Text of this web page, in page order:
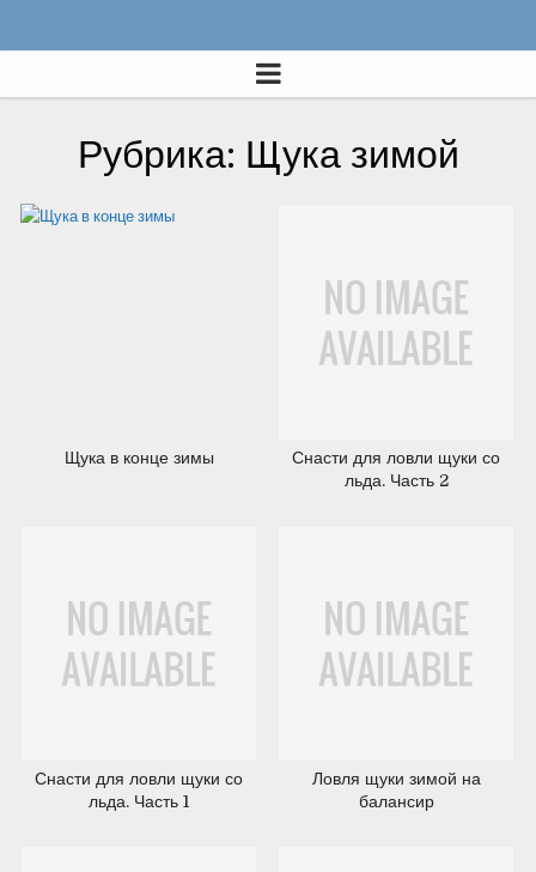
Рубрика: Щука зимой
Щука в конце зимы
Снасти для ловли щуки со
льда. Часть 2
Снасти для ловли щуки со
льда. Часть 1
Ловля щуки зимой на
балансир